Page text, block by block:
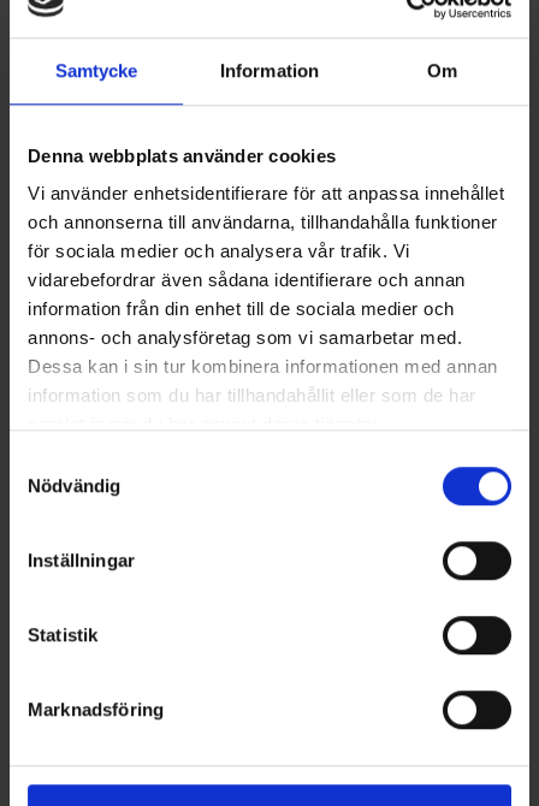
Samtycke Information Om
Denna webbplats använder cookies
Vi använder enhetsidentifierare för att anpassa innehållet
och annonserna till användarna, tillhandahålla funktioner
för sociala medier och analysera vår trafik. Vi
vidarebefordrar även sådana identifierare och annan
information från din enhet till de sociala medier och
annons- och analysföretag som vi samarbetar med.
Dessa kan i sin tur kombinera informationen med annan
information som du har tillhandahållit eller som de har
Nödvändig
Inställningar
Statistik
Marknadsföring
Terhi 480 Cabin
PRIS FRÅN 222900 KR
Den kabinförsedda Terhi 480 Cabin -modellen inhyser skyddade
passagerare sitter på akterbänken. Hela den öppna akterdurken
passagerare kan sitta skyddade från väder och vind.